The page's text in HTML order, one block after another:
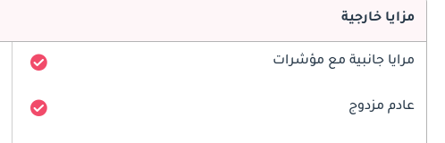
مزايا خارجية
مرايا جانبية مع مؤشرات
عادم مزدوج